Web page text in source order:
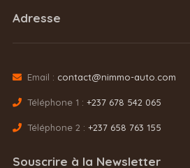
Adresse
Email : contact@nimmo-auto.com
Téléphone 1 : +237 678 542 065
Téléphone 2 : +237 658 763 155
Souscrire à la Newsletter